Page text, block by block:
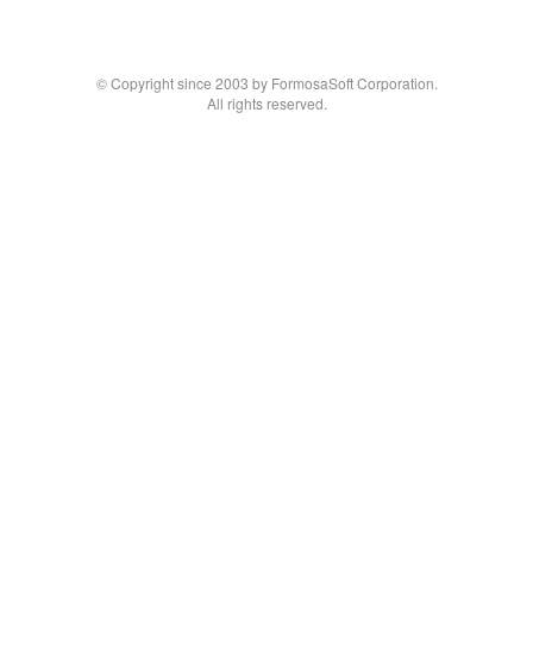
© Copyright since 2003 by FormosaSoft Corporation.
All rights reserved.